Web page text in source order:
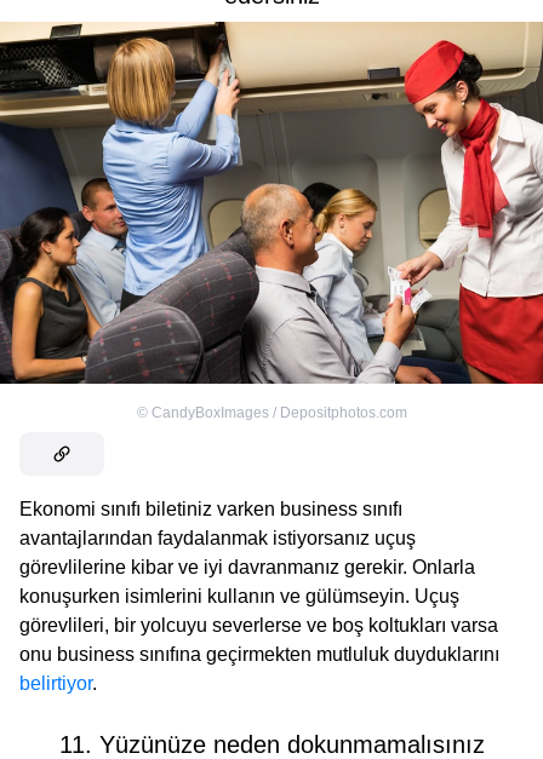
© CandyBoxImages / Depositphotos.com
Ekonomi sınıfı biletiniz varken business sınıfı
avantajlarından faydalanmak istiyorsanız uçuş
görevlilerine kibar ve iyi davranmanız gerekir. Onlarla
konuşurken isimlerini kullanın ve gülümseyin. Uçuş
görevlileri, bir yolcuyu severlerse ve boş koltukları varsa
onu business sınıfına geçirmekten mutluluk duyduklarını
belirtiyor.
11. Yüzünüze neden dokunmamalısınız